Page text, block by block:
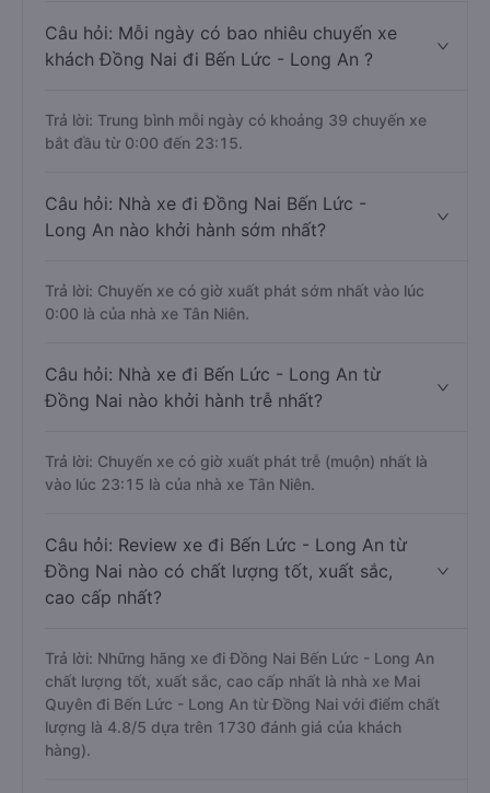
Câu hỏi: Mỗi ngày có bao nhiêu chuyến xe
khách Đồng Nai đi Bến Lức - Long An ?
Trả lời: Trung bình mỗi ngày có khoảng 39 chuyến xe
bắt đầu từ 0:00 đến 23:15.
Câu hỏi: Nhà xe đi Đồng Nai Bến Lức -
Long An nào khởi hành sớm nhất?
Trả lời: Chuyến xe có giờ xuất phát sớm nhất vào lúc
0:00 là của nhà xe Tân Niên.
Câu hỏi: Nhà xe đi Bến Lức - Long An từ
Đồng Nai nào khởi hành trễ nhất?
Trả lời: Chuyến xe có giờ xuất phát trễ (muộn) nhất là
vào lúc 23:15 là của nhà xe Tân Niên.
Câu hỏi: Review xe đi Bến Lức - Long An từ
Đồng Nai nào có chất lượng tốt, xuất sắc,
cao cấp nhất?
Trả lời: Những hãng xe đi Đồng Nai Bến Lức - Long An
chất lượng tốt, xuất sắc, cao cấp nhất là nhà xe Mai
Quyên đi Bến Lức - Long An từ Đồng Nai với điểm chất
lượng là 4.8/5 dựa trên 1730 đánh giá của khách
hàng).